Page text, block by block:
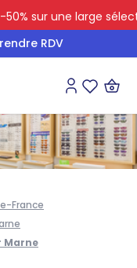
sur une large
RDV
Connexion
France
Marne